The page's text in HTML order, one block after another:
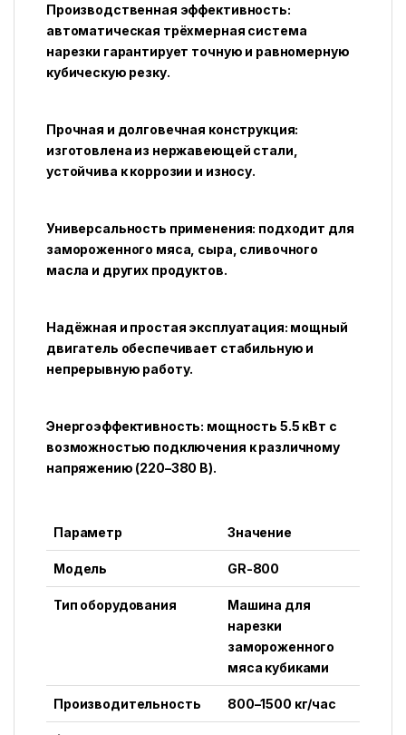
Производственная эффективность:
автоматическая трёхмерная система
нарезки гарантирует точную и равномерную
кубическую резку.
Прочная и долговечная конструкция:
изготовлена из нержавеющей стали,
устойчива к коррозии и износу.
Универсальность применения: подходит для
замороженного мяса, сыра, сливочного
масла и других продуктов.
Надёжная и простая эксплуатация: мощный
двигатель обеспечивает стабильную и
непрерывную работу.
Энергоэффективность: мощность 5.5 кВт с
возможностью подключения к различному
напряжению (220–380 В).
Параметр Значение
Модель GR-800
Тип оборудования
Машина для
нарезки
замороженного
мяса кубиками
Производительность 800–1500 кг/час